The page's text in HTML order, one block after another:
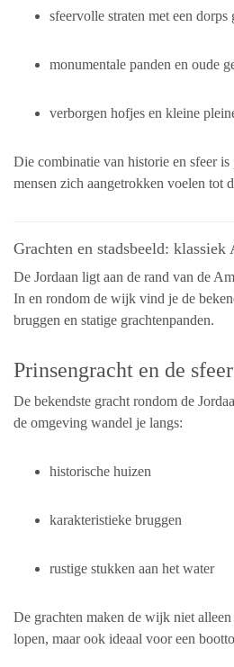
sfeervolle straten met een dorps
monumentale panden en oude
verborgen hofjes en kleine
Die combinatie van historie en sfeer is
mensen zich aangetrokken voelen tot
Grachten en stadsbeeld:
De Jordaan ligt aan de rand van de
In en rondom de wijk vind je de
bruggen en statige grachtenpanden.
Prinsengracht en de
De bekendste gracht rondom de
de omgeving wandel je langs:
historische huizen
karakteristieke bruggen
rustige stukken aan het water
De grachten maken de wijk niet
lopen, maar ook ideaal voor een